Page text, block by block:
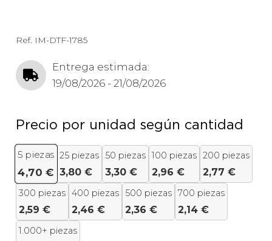
Ref. IM-DTF-1785
Entrega estimada:
19/08/2026 - 21/08/2026
Precio por unidad según cantidad
5 piezas
4,70 €
25 piezas
3,80 €
50 piezas
3,30 €
100 piezas
2,96 €
200 piezas
2,77 €
300 piezas
2,59 €
400 piezas
2,46 €
500 piezas
2,36 €
700 piezas
2,14 €
1.000+ piezas